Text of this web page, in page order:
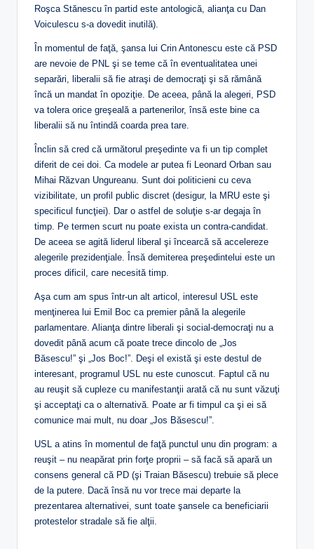
Roşca Stănescu în partid este antologică, alianţa cu Dan
Voiculescu s-a dovedit inutilă).
În momentul de faţă, şansa lui Crin Antonescu este că PSD
are nevoie de PNL şi se teme că în eventualitatea unei
separări, liberalii să fie atraşi de democraţi şi să rămână
încă un mandat în opoziţie. De aceea, până la alegeri, PSD
va tolera orice greşeală a partenerilor, însă este bine ca
liberalii să nu întindă coarda prea tare.
Înclin să cred că următorul preşedinte va fi un tip complet
diferit de cei doi. Ca modele ar putea fi Leonard Orban sau
Mihai Răzvan Ungureanu. Sunt doi politicieni cu ceva
vizibilitate, un profil public discret (desigur, la MRU este şi
specificul funcţiei). Dar o astfel de soluţie s-ar degaja în
timp. Pe termen scurt nu poate exista un contra-candidat.
De aceea se agită liderul liberal şi încearcă să accelereze
alegerile prezidenţiale. Însă demiterea preşedintelui este un
proces dificil, care necesită timp.
Aşa cum am spus într-un alt articol, interesul USL este
menţinerea lui Emil Boc ca premier până la alegerile
parlamentare. Alianţa dintre liberali şi social-democraţi nu a
dovedit până acum că poate trece dincolo de „Jos
Băsescu!” şi „Jos Boc!”. Deşi el există şi este destul de
interesant, programul USL nu este cunoscut. Faptul că nu
au reuşit să cupleze cu manifestanţii arată că nu sunt văzuţi
şi acceptaţi ca o alternativă. Poate ar fi timpul ca şi ei să
comunice mai mult, nu doar „Jos Băsescu!”.
USL a atins în momentul de faţă punctul unu din program: a
reuşit – nu neapărat prin forţe proprii – să facă să apară un
consens general că PD (şi Traian Băsescu) trebuie să plece
de la putere. Dacă însă nu vor trece mai departe la
prezentarea alternativei, sunt toate şansele ca beneficiarii
protestelor stradale să fie alţii.